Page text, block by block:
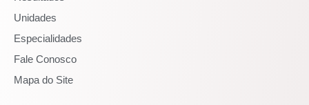
Unidades
Especialidades
Fale Conosco
Mapa do Site